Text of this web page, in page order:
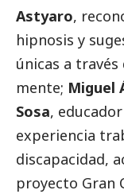
Astyaro,
hipnosis y
únicas a
mente; Miguel
Sosa, educador
experiencia
discapacidad,
proyecto Gran